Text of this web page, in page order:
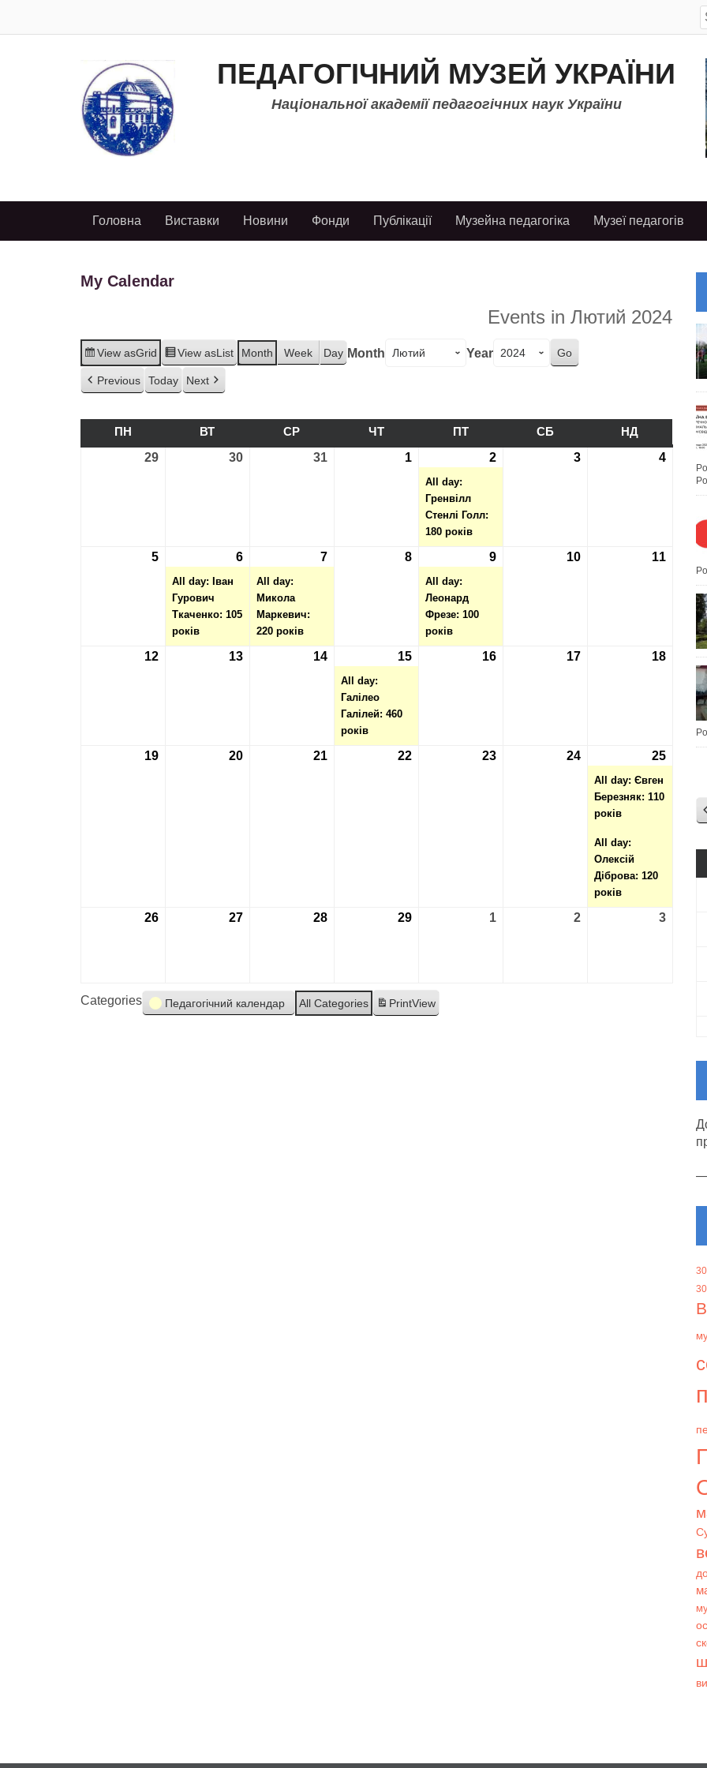
ПЕДАГОГІЧНИЙ МУЗЕЙ УКРАЇНИ
Національної академії педагогічних наук України
Головна Виставки Новини Фонди Публікації Музейна педагогіка Музеї педагогів
My Calendar
Events in Лютий 2024
View asGrid View asList Month Week Day Month Year
Previous Today Next
ПН ПОНЕДІЛОКВТ СР ЧТЧЕТВЕР ПТП’ЯТНИЦЯ СБСУБОТА НД
29
30 31 1 2
All day:
Гренвілл
Стенлі Голл:
180 років
3 4
5 6
event)
All day: Іван
Гурович
Ткаченко: 105
років
7
All day:
Микола
Маркевич:
220 років
8 9
All day:
Леонард
Фрезе: 100
років
10 11
12 13 14 15
All day:
Галілео
Галілей: 460
років
16 17 18
19 20 21 22 23 24 25
All day: Євген
Березняк: 110
років
All day:
Олексій
Діброва: 120
років
26 27 28 29 1 2 3
Categories Педагогічний календар All Categories PrintView